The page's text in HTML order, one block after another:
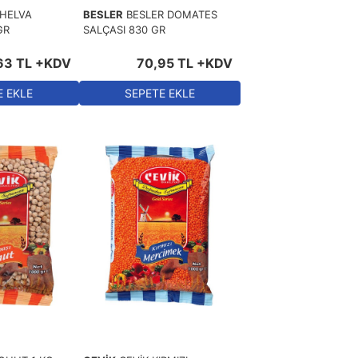
TL+KDV
EKLE
BESLER BESLER DOMATES
SALÇASI 830 GR
70,95 TL +KDV
SEPETE EKLE